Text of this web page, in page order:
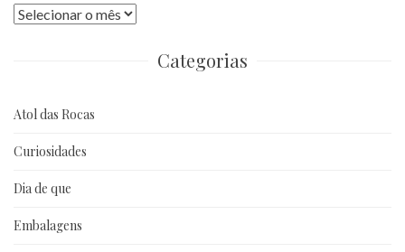
Publicações
Categorias
Atol das Rocas
Curiosidades
Dia de que
Embalagens